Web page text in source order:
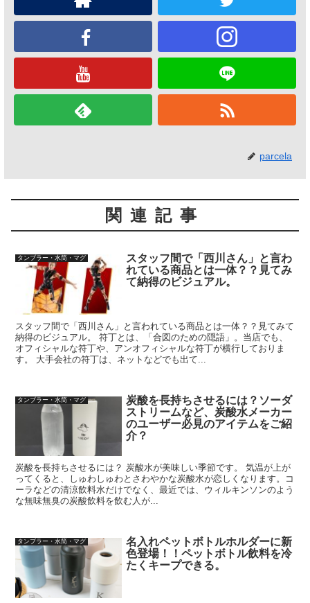
parcela
関連記事
タンブラー・水筒・マグ
スタッフ間で「西川さん」と言わ
れている商品とは一体？？見てみ
て納得のビジュアル。
スタッフ間で「西川さん」と言われている商品とは一体？？見てみて
納得のビジュアル。 符丁とは、「合図のための隠語」。当店でも、
オフィシャルな符丁や、アンオフィシャルな符丁が横行しておりま
す。 大手会社の符丁は、ネットなどでも出て...
タンブラー・水筒・マグ
炭酸を長持ちさせるには？ソーダ
ストリームなど、炭酸水メーカー
のユーザー必見のアイテムをご紹
介？
炭酸を長持ちさせるには？ 炭酸水が美味しい季節です。 気温が上が
ってくると、しゅわしゅわとさわやかな炭酸水が恋しくなります。コ
ーラなどの清涼飲料水だけでなく、最近では、ウィルキンソンのよう
な無味無臭の炭酸飲料を飲む人が...
タンブラー・水筒・マグ
名入れペットボトルホルダーに新
色登場！！ペットボトル飲料を冷
たくキープできる。